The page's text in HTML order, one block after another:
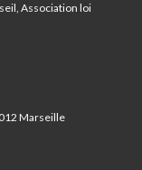
Association loi
Marseille